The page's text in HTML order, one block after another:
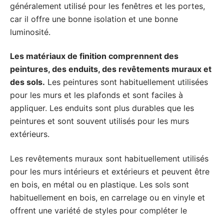
généralement utilisé pour les fenêtres et les portes,
car il offre une bonne isolation et une bonne
luminosité.
Les matériaux de finition comprennent des
peintures, des enduits, des revêtements muraux et
des sols. Les peintures sont habituellement utilisées
pour les murs et les plafonds et sont faciles à
appliquer. Les enduits sont plus durables que les
peintures et sont souvent utilisés pour les murs
extérieurs.
Les revêtements muraux sont habituellement utilisés
pour les murs intérieurs et extérieurs et peuvent être
en bois, en métal ou en plastique. Les sols sont
habituellement en bois, en carrelage ou en vinyle et
offrent une variété de styles pour compléter le